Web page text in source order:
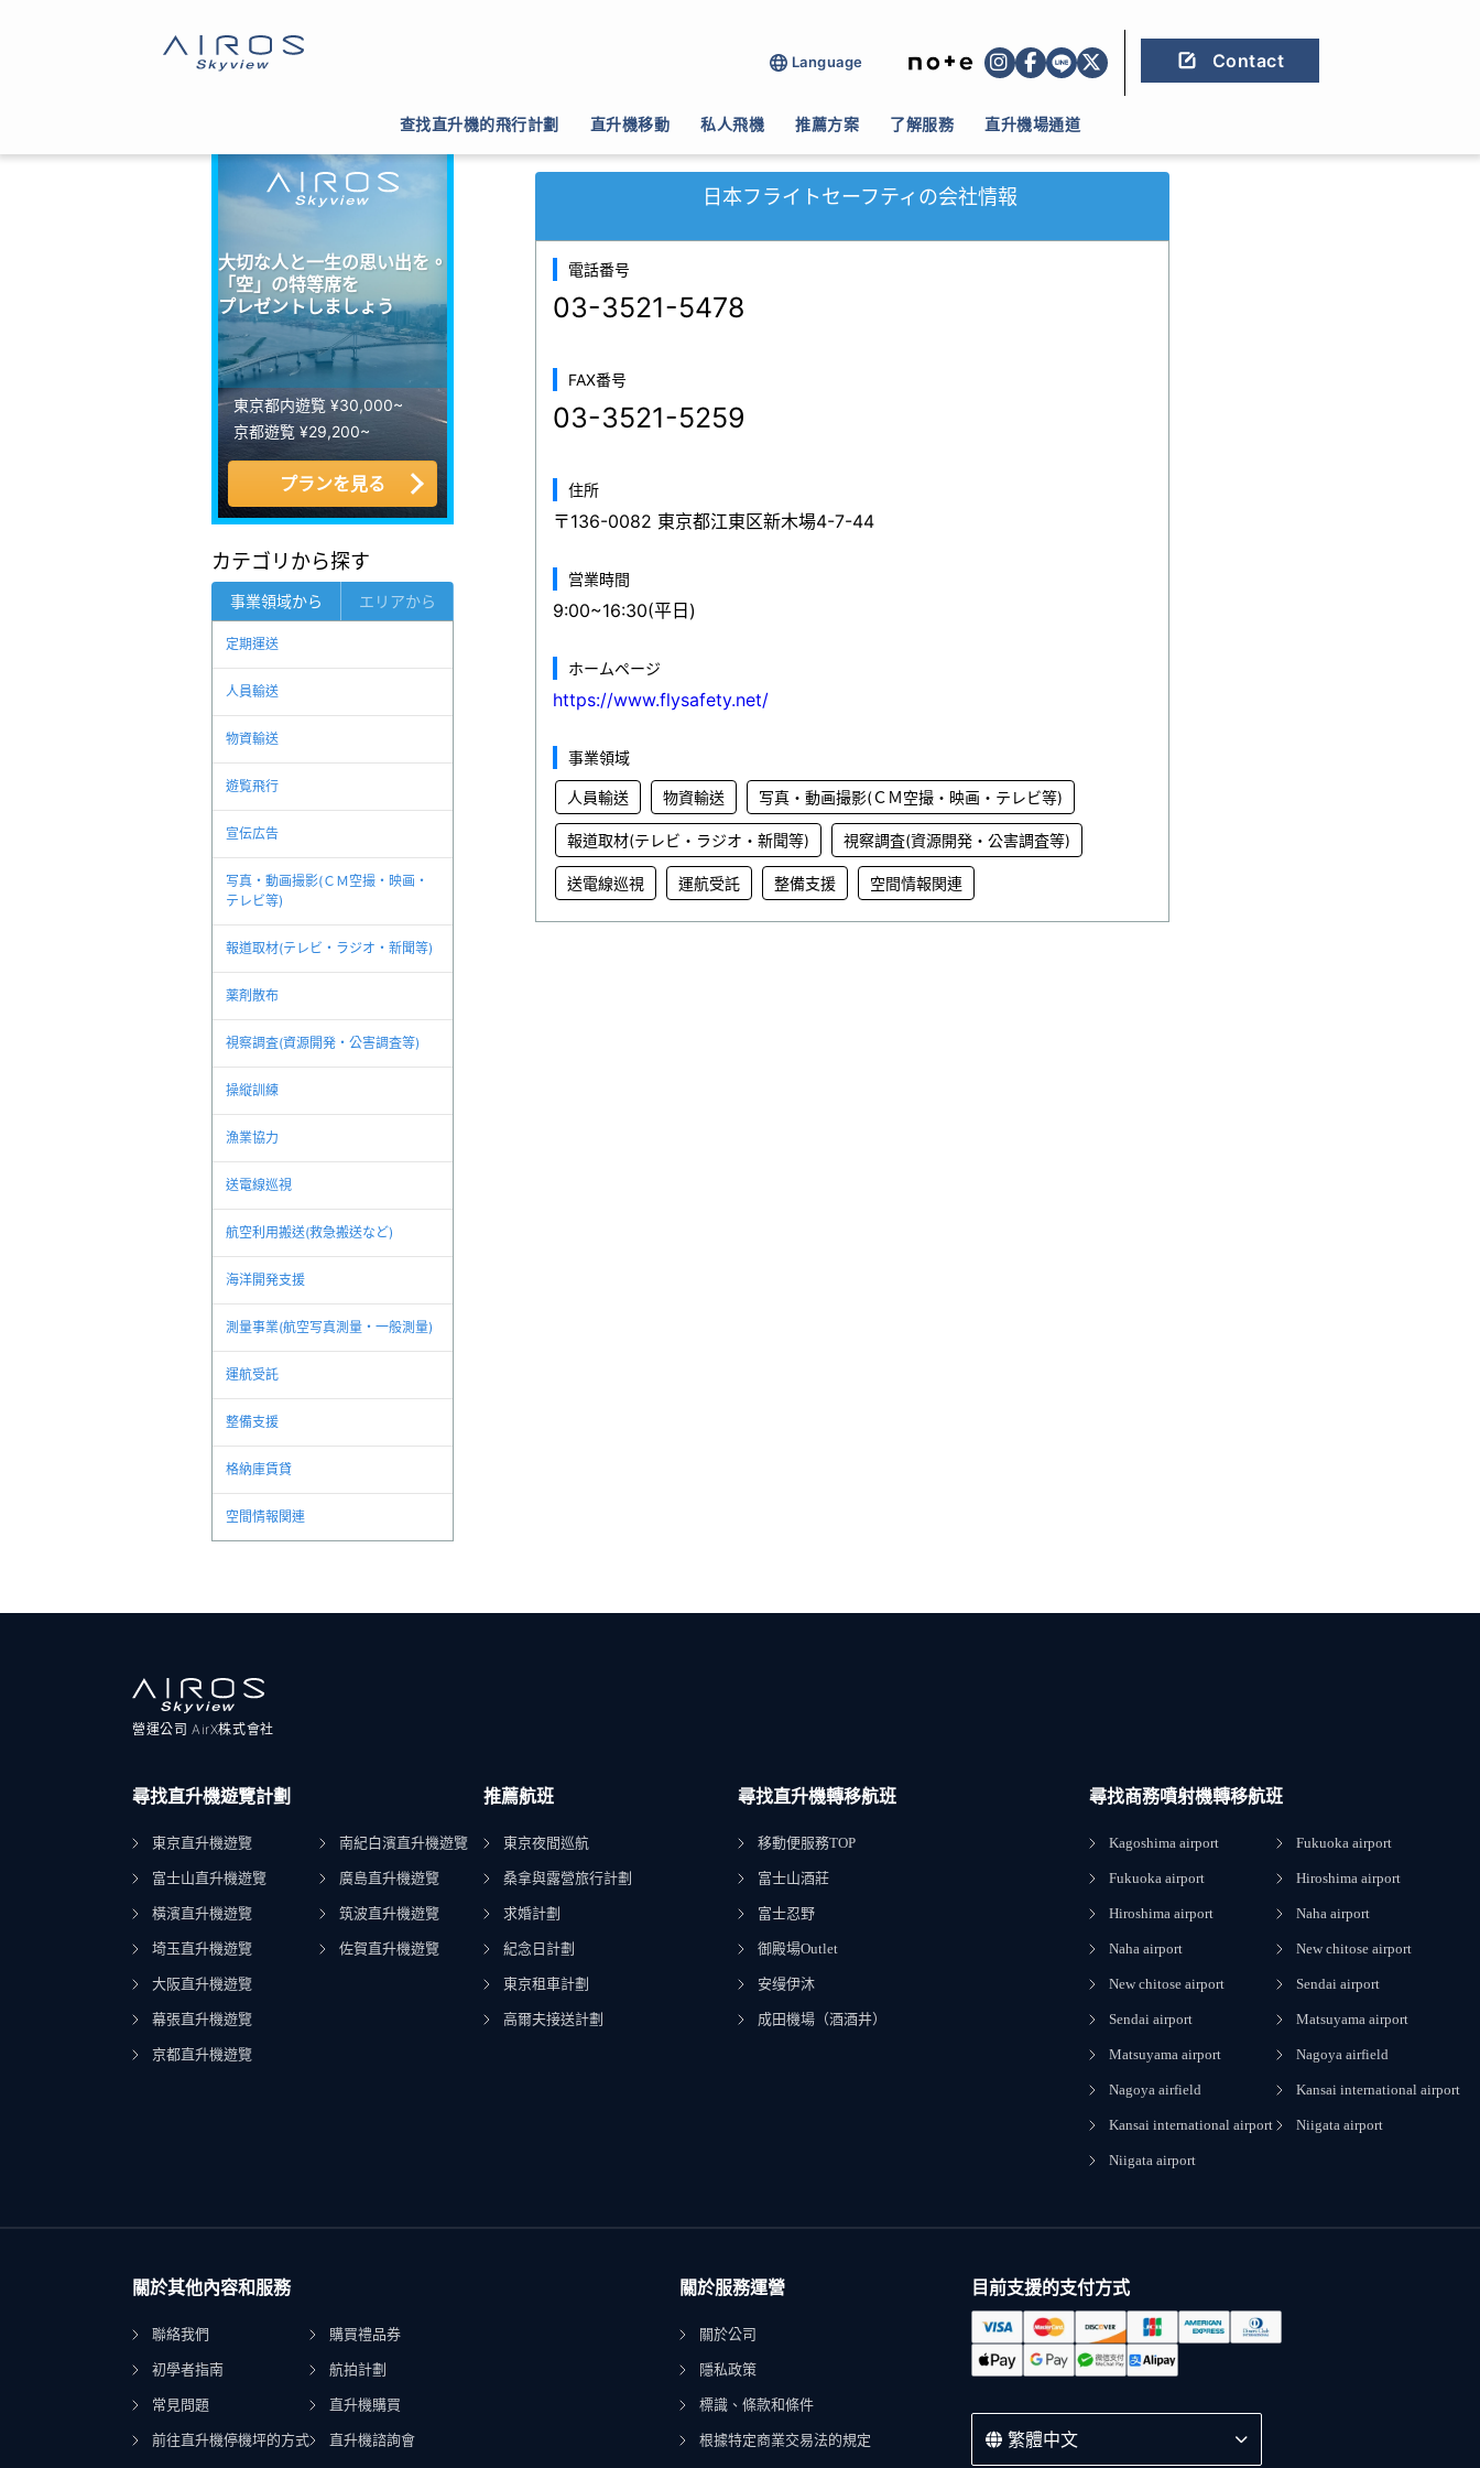
Language Contact
查找直升機的飛行計劃 直升機移動 私人飛機 推薦方案 了解服務 直升機場通道
大切な人と一生の思い出を。
「空」の特等席を
プレゼントしましょう
東京都内遊覧 ¥30,000~
京都遊覧 ¥29,200~
プランを見る
カテゴリから探す
事業領域から エリアから
定期運送
人員輸送
物資輸送
遊覧飛行
宣伝広告
写真・動画撮影(ＣＭ空撮・映画・
テレビ等)
報道取材(テレビ・ラジオ・新聞等)
薬剤散布
視察調査(資源開発・公害調査等)
操縦訓練
漁業協力
送電線巡視
航空利用搬送(救急搬送など)
海洋開発支援
測量事業(航空写真測量・一般測量)
運航受託
整備支援
格納庫賃貸
空間情報関連
日本フライトセーフティの会社情報
電話番号
03-3521-5478
FAX番号
03-3521-5259
住所
〒136-0082 東京都江東区新木場4-7-44
営業時間
9:00~16:30(平日)
ホームページ
https://www.flysafety.net/
事業領域
人員輸送 物資輸送 写真・動画撮影(ＣＭ空撮・映画・テレビ等)
報道取材(テレビ・ラジオ・新聞等) 視察調査(資源開発・公害調査等)
送電線巡視 運航受託 整備支援 空間情報関連
營運公司 AirX株式會社
尋找直升機遊覽計劃
東京直升機遊覽
富士山直升機遊覽
橫濱直升機遊覽
埼玉直升機遊覽
大阪直升機遊覽
幕張直升機遊覽
京都直升機遊覽
南紀白濱直升機遊覽
廣島直升機遊覽
筑波直升機遊覽
佐賀直升機遊覽
推薦航班
東京夜間巡航
桑拿與露營旅行計劃
求婚計劃
紀念日計劃
東京租車計劃
高爾夫接送計劃
尋找直升機轉移航班
移動便服務TOP
富士山酒莊
富士忍野
御殿場Outlet
安缦伊沐
成田機場（酒酒井）
尋找商務噴射機轉移航班
Kagoshima airport
Fukuoka airport
Hiroshima airport
Naha airport
New chitose airport
Sendai airport
Matsuyama airport
Nagoya airfield
Kansai international airport
Niigata airport
Fukuoka airport
Hiroshima airport
Naha airport
New chitose airport
Sendai airport
Matsuyama airport
Nagoya airfield
Kansai international airport
Niigata airport
關於其他內容和服務
聯絡我們
初學者指南
常見問題
前往直升機停機坪的方式
購買禮品券
航拍計劃
直升機購買
直升機諮詢會
關於服務運營
關於公司
隱私政策
標識、條款和條件
根據特定商業交易法的規定
目前支援的支付方式
繁體中文